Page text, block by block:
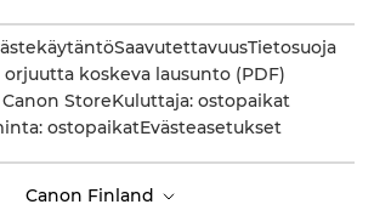
SaavutettavuusTietosuoja
orjuutta koskeva lausunto (PDF)
StoreKuluttaja: ostopaikat
ostopaikatEvästeasetukset
Canon Finland